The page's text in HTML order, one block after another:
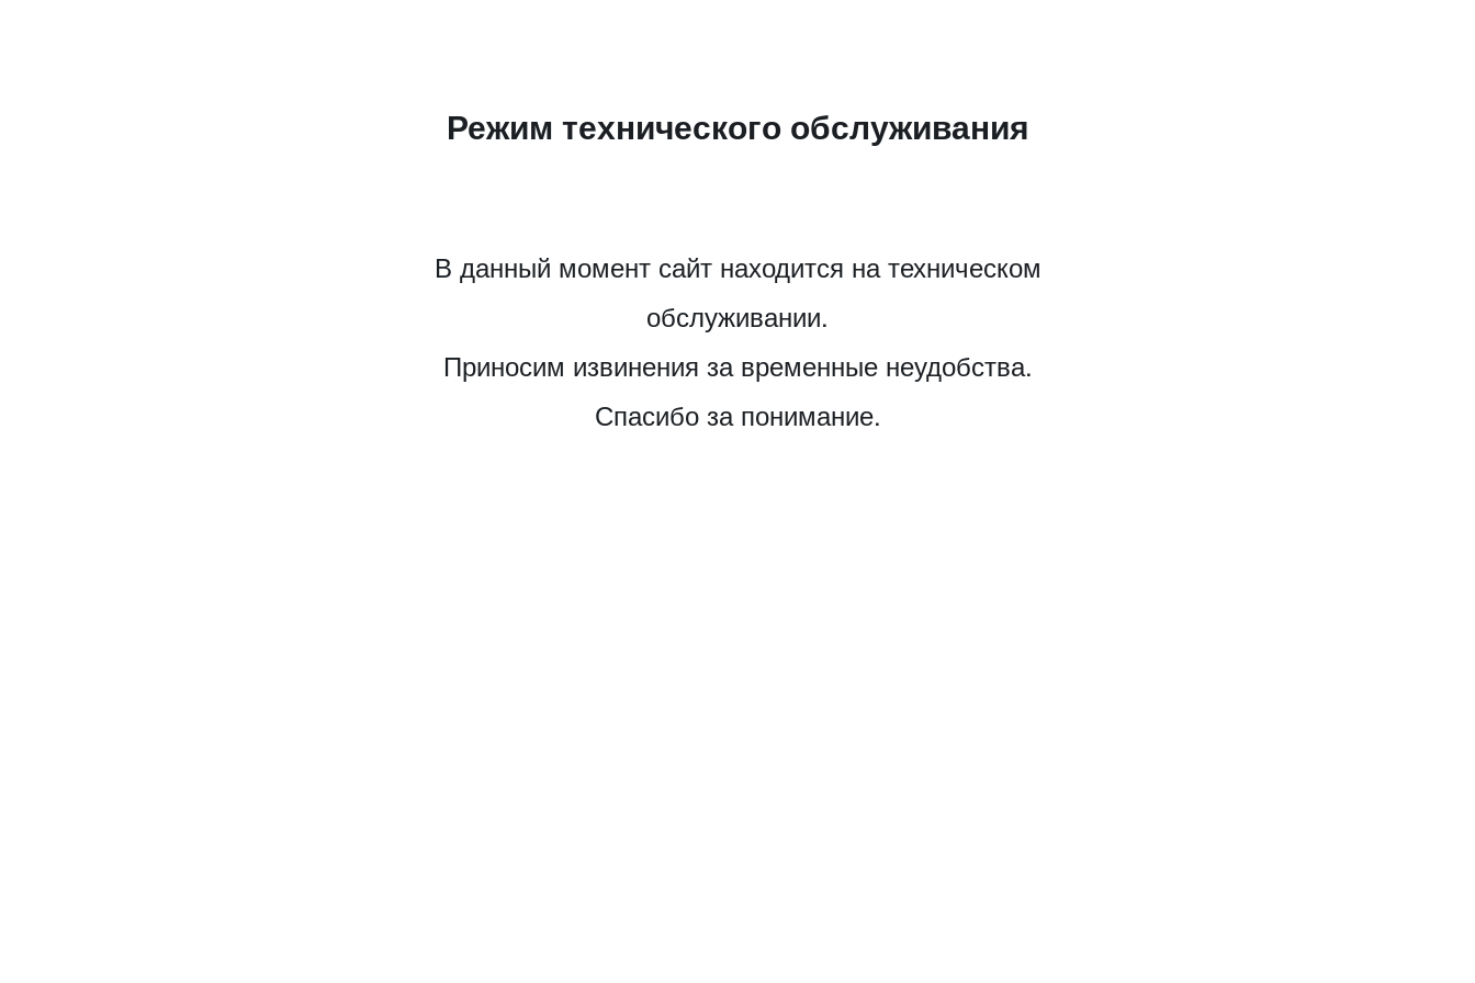
Режим технического обслуживания
В данный момент сайт находится на техническом
обслуживании.
Приносим извинения за временные неудобства.
Спасибо за понимание.